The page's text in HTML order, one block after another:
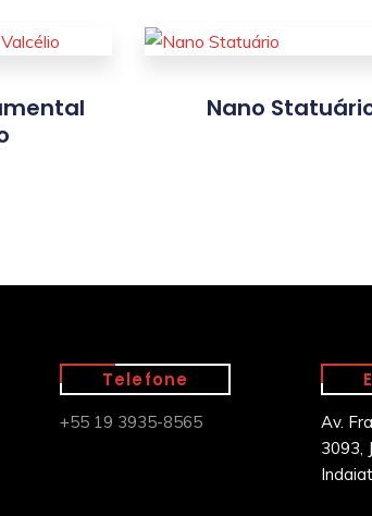
Nano
Telefone
+55 19 3935-8565
Av.
3093,